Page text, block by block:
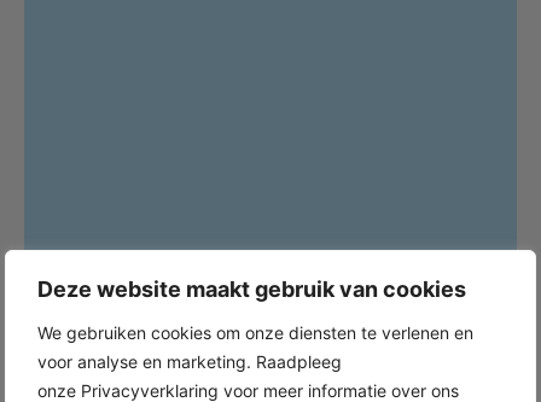
Deze website maakt gebruik van cookies
We gebruiken cookies om onze diensten te verlenen en
voor analyse en marketing. Raadpleeg
onze Privacyverklaring voor meer informatie over ons